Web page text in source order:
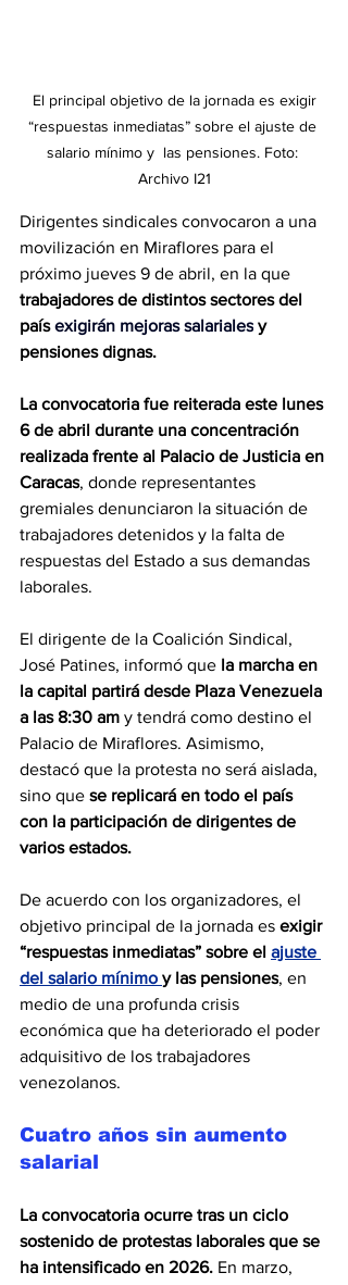
El principal objetivo de la jornada es exigir
“respuestas inmediatas” sobre el ajuste de
salario mínimo y las pensiones. Foto:
Archivo I21
Dirigentes sindicales convocaron a una
movilización en Miraflores para el
próximo jueves 9 de abril, en la que
trabajadores de distintos sectores del
país exigirán mejoras salariales y
pensiones dignas.
La convocatoria fue reiterada este lunes
6 de abril durante una concentración
realizada frente al Palacio de Justicia en
Caracas, donde representantes
gremiales denunciaron la situación de
trabajadores detenidos y la falta de
respuestas del Estado a sus demandas
laborales.
El dirigente de la Coalición Sindical,
José Patines, informó que la marcha en
la capital partirá desde Plaza Venezuela
a las 8:30 am y tendrá como destino el
Palacio de Miraflores. Asimismo,
destacó que la protesta no será aislada,
sino que se replicará en todo el país
con la participación de dirigentes de
varios estados.
De acuerdo con los organizadores, el
objetivo principal de la jornada es exigir
“respuestas inmediatas” sobre el ajuste
del salario mínimo y las pensiones, en
medio de una profunda crisis
económica que ha deteriorado el poder
adquisitivo de los trabajadores
venezolanos.
Cuatro años sin aumento
salarial
La convocatoria ocurre tras un ciclo
sostenido de protestas laborales que se
ha intensificado en 2026. En marzo,